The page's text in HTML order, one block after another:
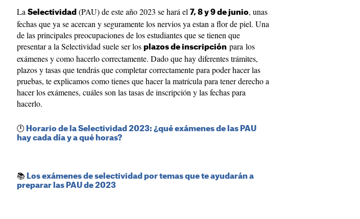
La Selectividad (PAU) de este año 2023 se hará el 7, 8 y 9 de junio, unas
fechas que ya se acercan y seguramente los nervios ya estan a flor de piel. Una
de las principales preocupaciones de los estudiantes que se tienen que
presentar a la Selectividad suele ser los plazos de inscripción para los
exámenes y como hacerlo correctamente. Dado que hay diferentes trámites,
plazos y tasas que tendrás que completar correctamente para poder hacer las
pruebas, te explicamos como tienes que hacer la matrícula para tener derecho a
hacer los exámenes, cuáles son las tasas de inscripción y las fechas para
hacerlo.
🕛 Horario de la Selectividad 2023: ¿qué exámenes de las PAU
hay cada día y a qué horas?
📚 Los exámenes de selectividad por temas que te ayudarán a
preparar las PAU de 2023​